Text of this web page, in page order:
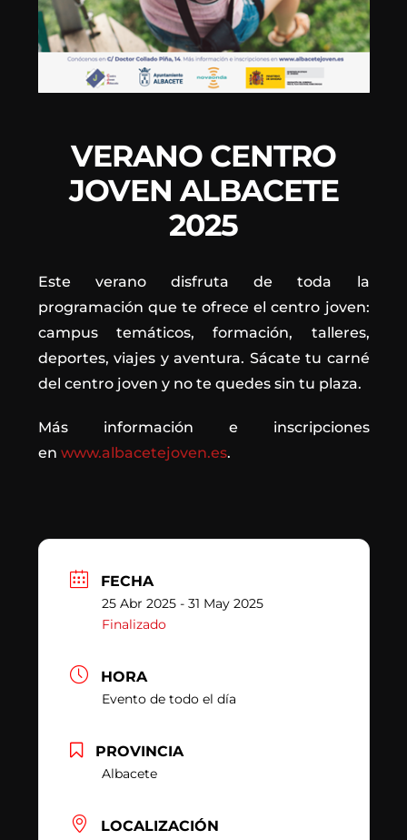
VERANO CENTRO
JOVEN ALBACETE
2025
Este verano disfruta de toda la
programación que te ofrece el centro joven:
campus temáticos, formación, talleres,
deportes, viajes y aventura. Sácate tu carné
del centro joven y no te quedes sin tu plaza.
Más información e inscripciones
en www.albacetejoven.es.
FECHA
25 Abr 2025- 31 May 2025
Finalizado
HORA
Evento de todo el día
PROVINCIA
Albacete
LOCALIZACIÓN